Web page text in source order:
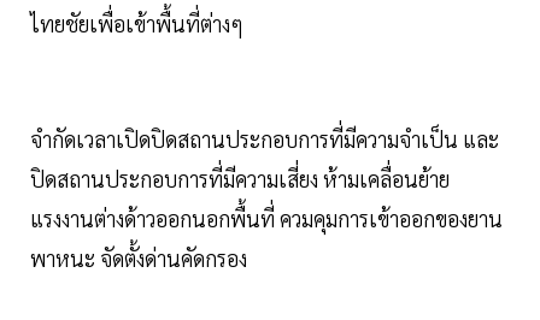
ไทยชัยเพื่อเข้าพื้นที่ต่างๆ
จำกัดเวลาเปิดปิดสถานประกอบการที่มีความจำเป็น และ
ปิดสถานประกอบการที่มีความเสี่ยง ห้ามเคลื่อนย้าย
แรงงานต่างด้าวออกนอกพื้นที่ ควมคุมการเข้าออกของยาน
พาหนะ จัดตั้งด่านคัดกรอง